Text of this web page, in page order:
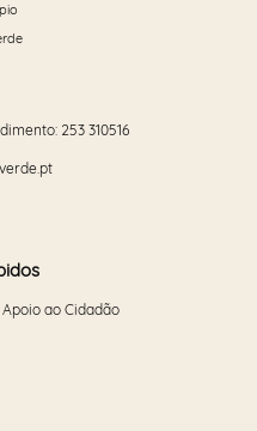
253 310516
ao Cidadão